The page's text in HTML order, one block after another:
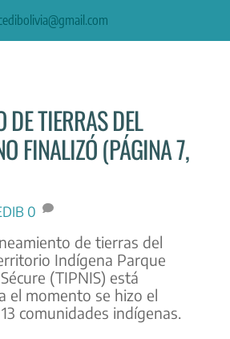
DE TIERRAS DEL
FINALIZÓ (PÁGINA 7,
0
de tierras del
Indígena Parque
(TIPNIS) está
el momento se hizo el
comunidades indígenas.